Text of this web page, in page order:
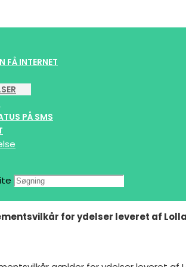
FÅ INTERNET
PÅ SMS
for ydelser leveret af